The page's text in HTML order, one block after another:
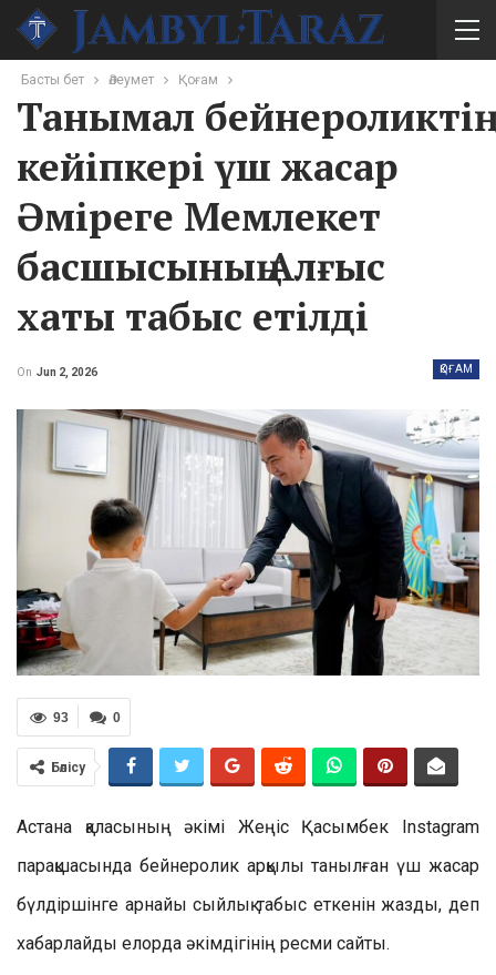
Басты бет Әлеумет Қоғам
Танымал бейнероликтің
кейіпкері үш жасар
Әміреге Мемлекет
басшысының Алғыс
хаты табыс етілді
ҚОҒАМ
On Jun 2, 2026
0
93
Бөлісу
Астана қаласының әкімі Жеңіс Қасымбек Instagram
парақшасында бейнеролик арқылы танылған үш жасар
бүлдіршінге арнайы сыйлық табыс еткенін жазды, деп
хабарлайды елорда әкімдігінің ресми сайты.